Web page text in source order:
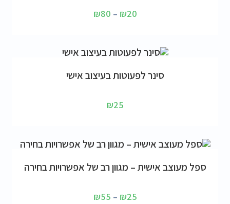
₪20
–
₪80
סינר לפעוטות בעיצוב אישי
₪25
ספל מעוצב אישית – מגוון רב של אפשרויות בחירה
₪25
–
₪55